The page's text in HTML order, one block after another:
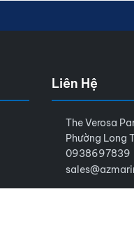
Liên Hệ
The Verosa
Phường Long
0938697839